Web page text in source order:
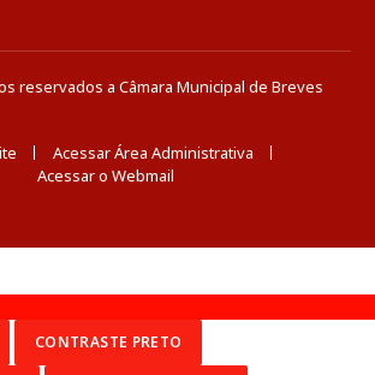
reservados a Câmara Municipal de Breves
Acessar Área Administrativa
Acessar o Webmail
CONTRASTE PRETO